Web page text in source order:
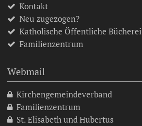
Kontakt
Neu zugezogen?
Katholische Öffentliche Bücherei
Familienzentrum
Webmail
Kirchengemeindeverband
Familienzentrum
St. Elisabeth und Hubertus